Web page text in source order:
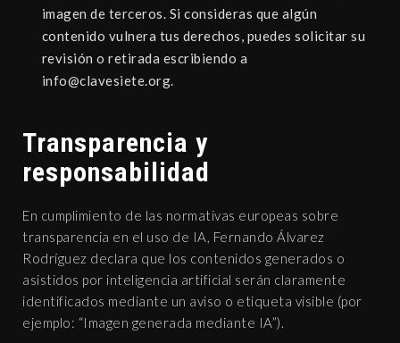
imagen de terceros. Si consideras que algún
contenido vulnera tus derechos, puedes solicitar su
revisión o retirada escribiendo a
gro.eteisevalc@ofni
Transparencia y
responsabilidad
En cumplimiento de las normativas europeas sobre
transparencia en el uso de IA, Fernando Álvarez
Rodríguez declara que los contenidos generados o
asistidos por inteligencia artificial serán claramente
identificados mediante un aviso o etiqueta visible (por
ejemplo: “Imagen generada mediante IA”).